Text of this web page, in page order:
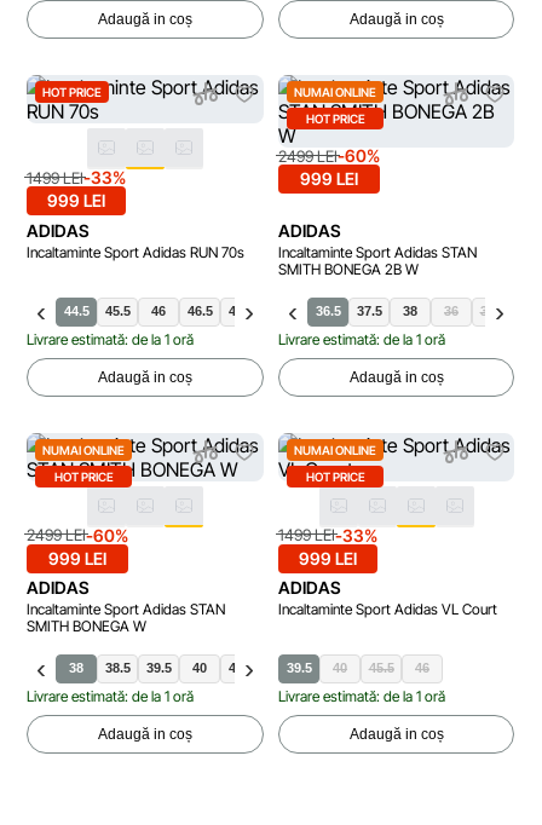
Adaugă in coș Adaugă in coș
HOT PRICE
1499 LEI-33%
999 LEI
ADIDAS
Incaltaminte Sport Adidas RUN 70s
42 44.5 45.5 46 46.5 47.5 48 41.5 42.5 43.5 44
Livrare estimată: de la 1 oră
Adaugă in coș
NUMAI ONLINE
HOT PRICE
2499 LEI-60%
999 LEI
ADIDAS
Incaltaminte Sport Adidas STAN
SMITH BONEGA 2B W
36.5 37.5 38 36 38.5
Livrare estimată: de la 1 oră
Adaugă in coș
NUMAI ONLINE
HOT PRICE
2499 LEI-60%
999 LEI
ADIDAS
Incaltaminte Sport Adidas STAN
SMITH BONEGA W
38 38.5 39.5 40 40.5 36 36.5 37.5 41.5
Livrare estimată: de la 1 oră
Adaugă in coș
NUMAI ONLINE
HOT PRICE
1499 LEI-33%
999 LEI
ADIDAS
Incaltaminte Sport Adidas VL Court
39.5 40 45.5 46
Livrare estimată: de la 1 oră
Adaugă in coș